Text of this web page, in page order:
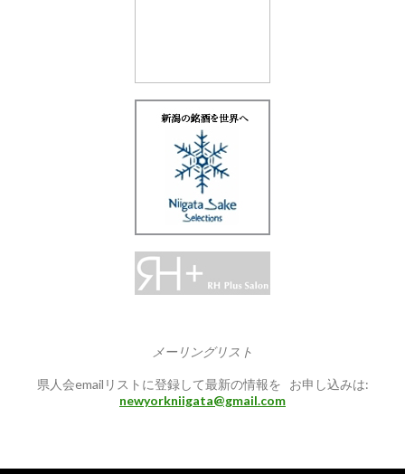
メーリングリスト
県人会emailリストに登録して最新の情報を お申し込みは:
newyorkniigata@gmail.com